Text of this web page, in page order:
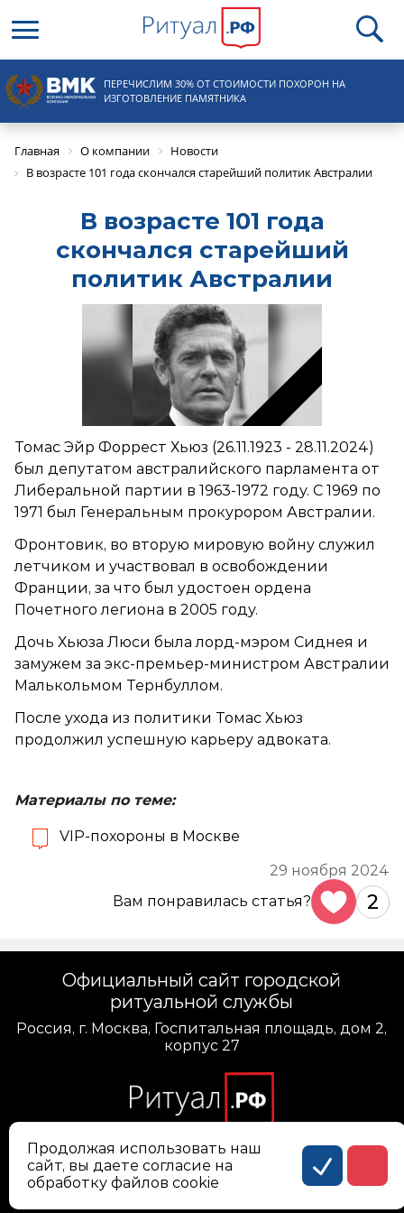
Круглосуточная справочная
8 (495) 100-31-15
ПЕРЕЧИСЛИМ 30% ОТ СТОИМОСТИ ПОХОРОН НА
ИЗГОТОВЛЕНИЕ ПАМЯТНИКА
Главная О компании
Новости
В возрасте 101 года скончался старейший политик Австралии
В возрасте 101 года
скончался старейший
политик Австралии
Томас Эйр Форрест Хьюз (26.11.1923 - 28.11.2024)
был депутатом австралийского парламента от
Либеральной партии в 1963-1972 году. С 1969 по
1971 был Генеральным прокурором Австралии.
Фронтовик, во вторую мировую войну служил
летчиком и участвовал в освобождении
Франции, за что был удостоен ордена
Почетного легиона в 2005 году.
Дочь Хьюза Люси была лорд-мэром Сиднея и
замужем за экс-премьер-министром Австралии
Малькольмом Тернбуллом.
После ухода из политики Томас Хьюз
продолжил успешную карьеру адвоката.
Материалы по теме:
VIP-похороны в Москве
29 ноября 2024
Вам понравилась статья?
2
Официальный сайт городской
ритуальной службы
Россия, г. Москва, Госпитальная площадь, дом 2,
корпус 27
Политика конфиденциальности персональных
данных
Продолжая использовать наш
сайт, вы даете согласие на
обработку файлов cookie